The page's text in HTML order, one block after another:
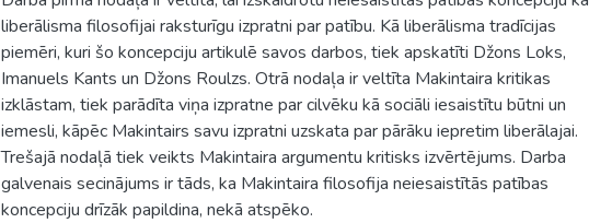
liberālisma filosofijai raksturīgu izpratni par patību. Kā liberālisma tradīcijas
piemēri, kuri šo koncepciju artikulē savos darbos, tiek apskatīti Džons Loks,
Imanuels Kants un Džons Roulzs. Otrā nodaļa ir veltīta Makintaira kritikas
izklāstam, tiek parādīta viņa izpratne par cilvēku kā sociāli iesaistītu būtni un
iemesli, kāpēc Makintairs savu izpratni uzskata par pārāku iepretim liberālajai.
Trešajā nodaļā tiek veikts Makintaira argumentu kritisks izvērtējums. Darba
galvenais secinājums ir tāds, ka Makintaira filosofija neiesaistītās patības
koncepciju drīzāk papildina, nekā atspēko.